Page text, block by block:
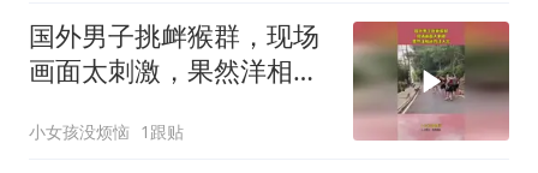
国外男子挑衅猴群，现场
画面太刺激，果然洋相还
小女孩没烦恼 1跟贴